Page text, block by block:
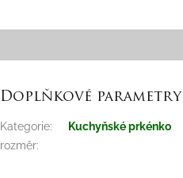
Doplňkové parametry
Kategorie:
Kuchyňské prkénko
rozměr: